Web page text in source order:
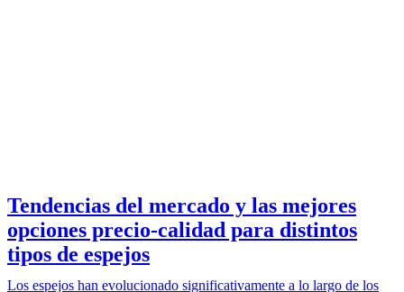
Tendencias del mercado y las mejores
opciones precio-calidad para distintos
tipos de espejos
Los espejos han evolucionado significativamente a lo largo de los